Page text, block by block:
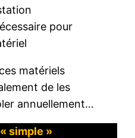
pour
matériels
de les
annuellement…
simple »